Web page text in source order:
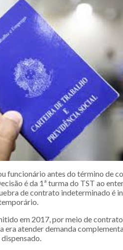
funcionário antes do término de
é da 1ª turma do TST ao
de contrato indeterminado é
em 2017, por meio de
era atender demanda